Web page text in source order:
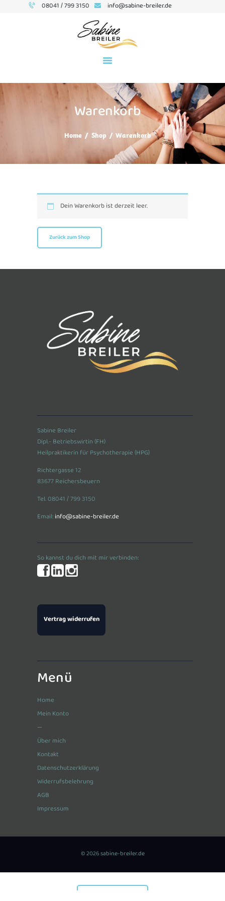
08041 / 799 3150 info@sabine-breiler.de
Warenkorb
Home Shop Warenkorb
SEMINARE
ÜBER MICH
KONTAKT
NEWSLETTER
Dein Warenkorb ist derzeit leer.
Zurück zum Shop
Sabine Breiler
Dipl.- Betriebswirtin (FH)
Heilpraktikerin für Psychotherapie (HPG)
Richtergasse 12
83677 Reichersbeuern
Tel. 08041 / 799 3150
Email:info@sabine-breiler.de
So kannst du dich mit mir verbinden:
Vertrag widerrufen
Menü
Home
Mein Konto
—
Über mich
Kontakt
Datenschutzerklärung
Widerrufsbelehrung
AGB
Impressum
© 2026 sabine-breiler.de